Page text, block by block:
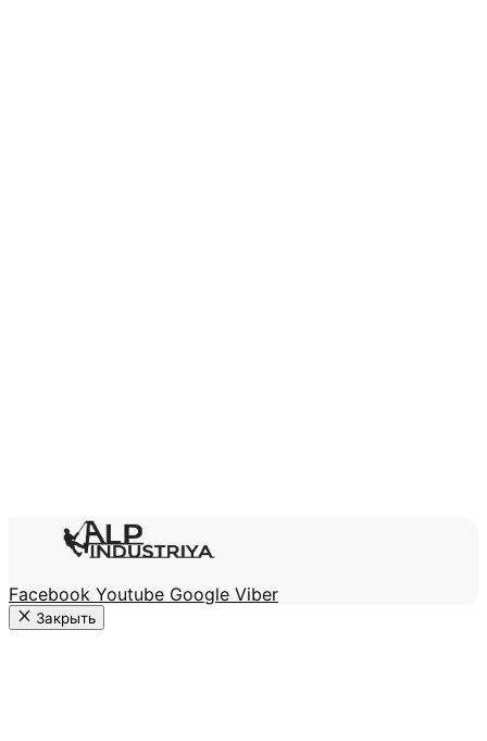
Facebook Youtube Google Viber
Закрыть